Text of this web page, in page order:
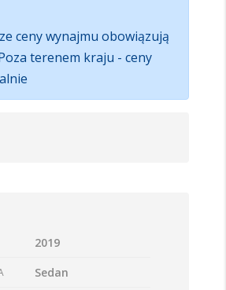
ceny wynajmu obowiązują
terenem kraju - ceny
2019
Sedan